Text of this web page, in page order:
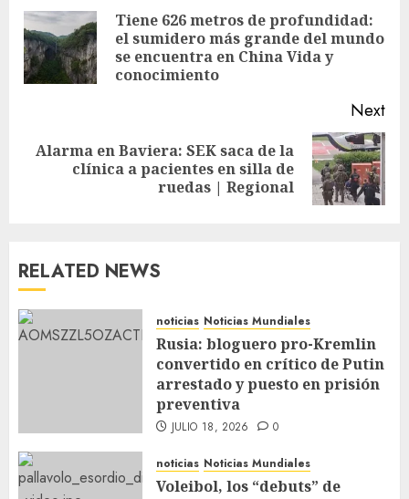
Tiene 626 metros de profundidad:
el sumidero más grande del mundo
se encuentra en China Vida y
conocimiento
Next
Alarma en Baviera: SEK saca de la
clínica a pacientes en silla de
ruedas | Regional
RELATED NEWS
noticias Noticias Mundiales
Rusia: bloguero pro-Kremlin
convertido en crítico de Putin
arrestado y puesto en prisión
preventiva
JULIO 18, 2026 0
noticias Noticias Mundiales
Voleibol, los “debuts” de